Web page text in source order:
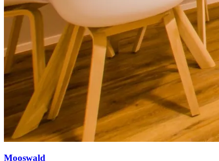
Mooswald